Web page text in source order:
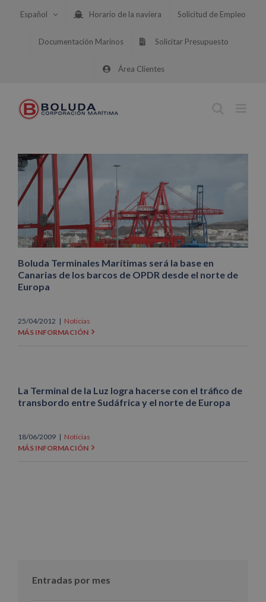
Español Horario de la naviera Solicitud de Empleo
Documentación Marinos Solicitar Presupuesto
Área Clientes
Boluda Terminales Marítimas será la base en
Canarias de los barcos de OPDR desde el norte de
Europa
25/04/2012 | Noticias
MÁS INFORMACIÓN
La Terminal de la Luz logra hacerse con el tráfico de
transbordo entre Sudáfrica y el norte de Europa
18/06/2009 | Noticias
MÁS INFORMACIÓN
Entradas por mes